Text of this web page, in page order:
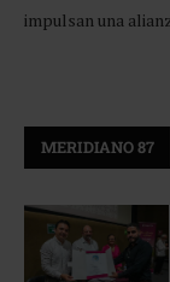
impulsan una
MERIDIANO 87